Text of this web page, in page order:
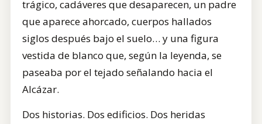
trágico, cadáveres que desaparecen, un padre
que aparece ahorcado, cuerpos hallados
siglos después bajo el suelo… y una figura
vestida de blanco que, según la leyenda, se
paseaba por el tejado señalando hacia el
Alcázar.
Dos historias. Dos edificios. Dos heridas